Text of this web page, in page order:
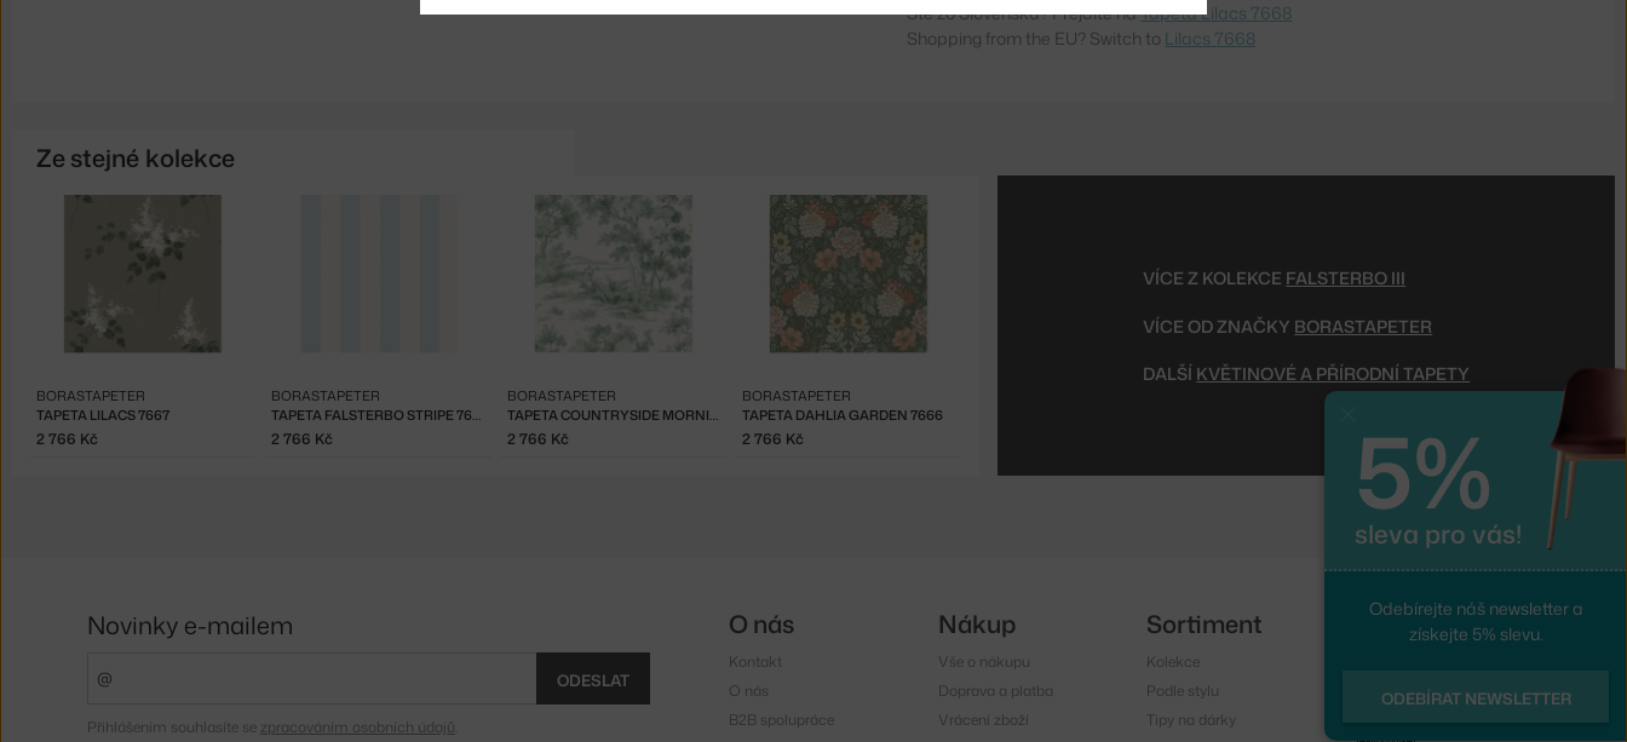
Ste zo Slovenska? Prejdite naTapeta Lilacs 7668
Shopping from the EU? Switch to Lilacs 7668
Ze stejné kolekce
TAPETA LILACS 7667
BORASTAPETER
2 766 Kč
TAPETA FALSTERBO STRIPE 7683
BORASTAPETER
2 766 Kč
TAPETA COUNTRYSIDE MORNING 7678
BORASTAPETER
2 766 Kč
TAPETA DAHLIA GARDEN 7666
BORASTAPETER
2 766 Kč
VÍCE Z KOLEKCE FALSTERBO III
VÍCE OD ZNAČKY BORASTAPETER
DALŠÍ KVĚTINOVÉ A PŘÍRODNÍ TAPETY
5%
sleva pro vás!
Odebírejte náš newsletter a
získejte 5% slevu.
ODEBÍRAT NEWSLETTER
Novinky e-mailem
ODESLAT
Přihlášením souhlasíte se zpracováním osobních údajů
O nás
Kontakt
O nás
B2B spolupráce
Nákup
Vše o nákupu
Doprava a platba
Vrácení zboží
Sortiment
Kolekce
Podle stylu
Tipy na dárky
Sledujte nás
Facebook